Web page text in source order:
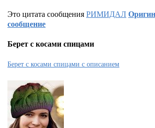
Это цитата сообщенияРИМИДАЛ
сообщение
Берет с косами спицами
Берет с косами спицами с описанием